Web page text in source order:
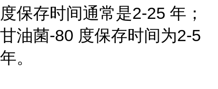
度保存时间通常是2-25 年；
甘油菌-80 度保存时间为2-5
年。